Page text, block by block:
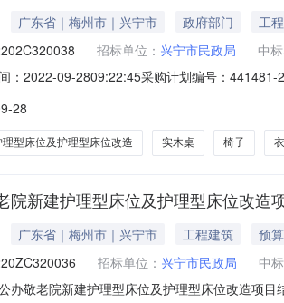
广东省｜梅州市｜兴宁市 政府部门
工程
招标单位： 兴宁市民政局
中
：2022-09-2809:22:45采购计划编号：
四、项目名称兴宁市公办敬老院新
28
理型床位及护理型床位改造 实木桌 椅子
院新建护理型床位及护理型床位改造
广东省｜梅州市｜兴宁市 工程建筑
预
招标单位： 兴宁市民政局
中
办敬老院新建护理型床位及护理型床位改造项